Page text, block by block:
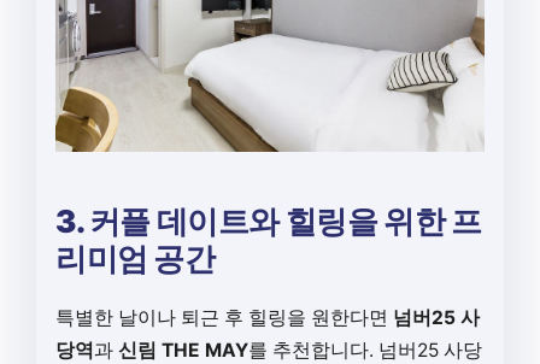
3. 커플 데이트와 힐링을 위한 프
리미엄 공간
특별한 날이나 퇴근 후 힐링을 원한다면 넘버25 사
당역과 신림 THE MAY를 추천합니다. 넘버25 사당